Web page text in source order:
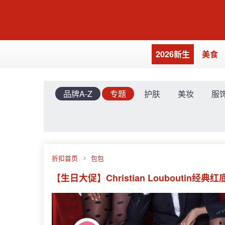
2026新生 美食
品牌A-Z 专题 护肤 美妆 服
折扣首页 包包
【生日大促】Christian Louboutin经典红